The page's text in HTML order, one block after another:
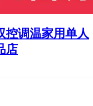
控调温家用单人
店